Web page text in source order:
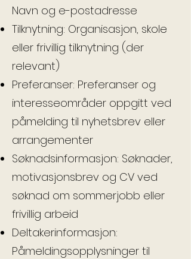
Navn og e-postadresse
Tilknytning: Organisasjon, skole
eller frivillig tilknytning (der
relevant)
Preferanser: Preferanser og
interesseområder oppgitt ved
påmelding til nyhetsbrev eller
arrangementer
Søknadsinformasjon: Søknader,
motivasjonsbrev og CV ved
søknad om sommerjobb eller
frivillig arbeid
Deltakerinformasjon:
Påmeldingsopplysninger til